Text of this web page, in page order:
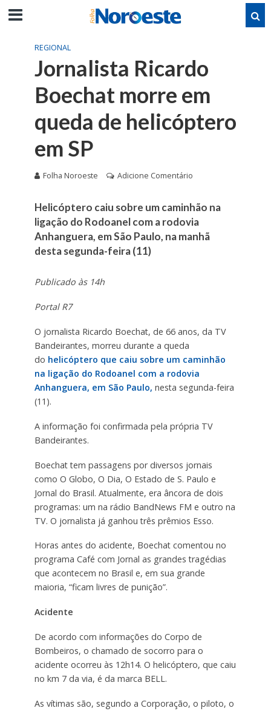
REGIONAL
Jornalista Ricardo
Boechat morre em
queda de helicóptero
em SP
Folha Noroeste Adicione Comentário
Helicóptero caiu sobre um caminhão na
ligação do Rodoanel com a rodovia
Anhanguera, em São Paulo, na manhã
desta segunda-feira (11)
Publicado às 14h
Portal R7
O jornalista Ricardo Boechat, de 66 anos, da TV
Bandeirantes, morreu durante a queda
do helicóptero que caiu sobre um caminhão
na ligação do Rodoanel com a rodovia
Anhanguera, em São Paulo, nesta segunda-feira
(11).
A informação foi confirmada pela própria TV
Bandeirantes.
Boechat tem passagens por diversos jornais
como O Globo, O Dia, O Estado de S. Paulo e
Jornal do Brasil. Atualmente, era âncora de dois
programas: um na rádio BandNews FM e outro na
TV. O jornalista já ganhou três prêmios Esso.
Horas antes do acidente, Boechat comentou no
programa Café com Jornal as grandes tragédias
que acontecem no Brasil e, em sua grande
maioria, “ficam livres de punição”.
Acidente
De acordo com informações do Corpo de
Bombeiros, o chamado de socorro para o
acidente ocorreu às 12h14. O helicóptero, que caiu
no km 7 da via, é da marca BELL.
As vítimas são, segundo a Corporação, o piloto, o